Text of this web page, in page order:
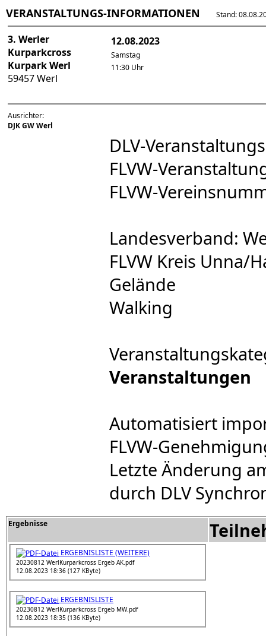
VERANSTALTUNGS-INFORMATIONEN Stand:
3. Werler
Kurparkcross
Kurpark Werl
59457 Werl
12.08.2023
Samstag
11:30 Uhr
Ausrichter:
DJK GW Werl
DLV-
FLVW-
FLVW-
Landesverband:
FLVW Kreis Unna/
Gelände
Walking
Veranstaltungen
Automatisiert
FLVW-
Letzte Änderung
durch DLV
Ergebnisse
ERGEBNISLISTE (WEITERE)
20230812 WerlKurparkcross Ergeb AK.pdf
12.08.2023 18:36 (127 KByte)
ERGEBNISLISTE
20230812 WerlKurparkcross Ergeb MW.pdf
12.08.2023 18:35 (136 KByte)